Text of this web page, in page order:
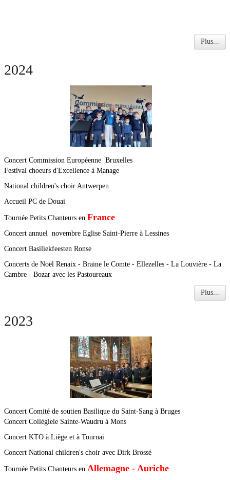
Plus...
2024
Concert Commission Européenne Bruxelles
Festival choeurs d'Excellence à Manage
National children's choir Antwerpen
Accueil PC de Douai
Tournée Petits Chanteurs en France
Concert annuel novembre Eglise Saint-Pierre à Lessines
Concert Basiliekfeesten Ronse
Concerts de Noël Renaix - Braine le Comte - Ellezelles - La Louvière - La
Cambre - Bozar avec les Pastoureaux
Plus...
2023
Concert Comité de soutien Basilique du Saint-Sang à Bruges
Concert Collégiele Sainte-Waudru à Mons
Concert KTO à Liège et à Tournai
Concert National children's choir avec Dirk Brossé
Tournée Petits Chanteurs en Allemagne - Auriche